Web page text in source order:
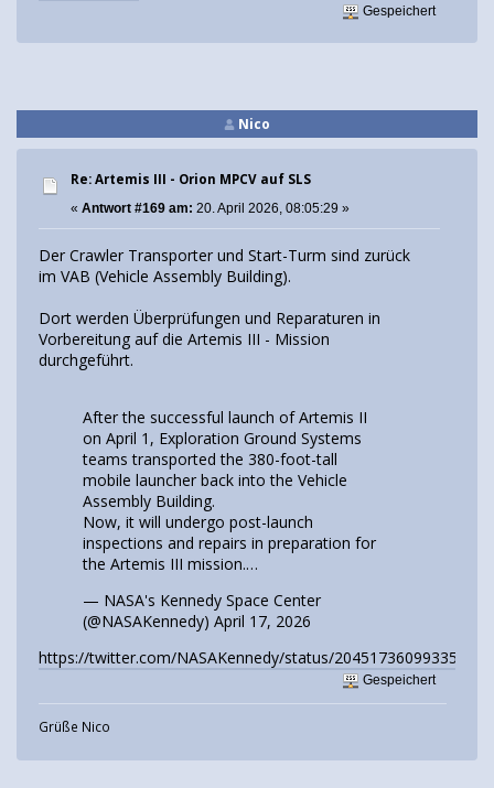
Gespeichert
Nico
Re: Artemis III - Orion MPCV auf SLS
« Antwort #169 am: 20. April 2026, 08:05:29 »
Der Crawler Transporter und Start-Turm sind zurück
im VAB (Vehicle Assembly Building).
Dort werden Überprüfungen und Reparaturen in
Vorbereitung auf die Artemis III - Mission
durchgeführt.
After the successful launch of Artemis II
on April 1, Exploration Ground Systems
teams transported the 380-foot-tall
mobile launcher back into the Vehicle
Assembly Building.
Now, it will undergo post-launch
inspections and repairs in preparation for
the Artemis III mission.…
— NASA's Kennedy Space Center
(@NASAKennedy) April 17, 2026
https://twitter.com/NASAKennedy/status/
Gespeichert
Grüße Nico